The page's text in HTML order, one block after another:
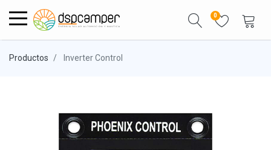
0
Productos Inverter Control